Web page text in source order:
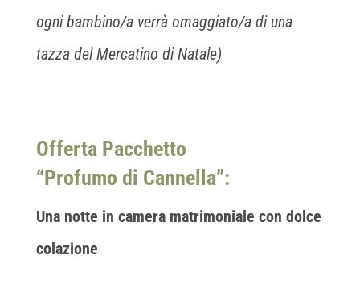
ogni bambino/a verrà omaggiato/a di una
tazza del Mercatino di Natale)
Offerta Pacchetto
“Profumo di Cannella”:
Una notte in camera matrimoniale con dolce
colazione